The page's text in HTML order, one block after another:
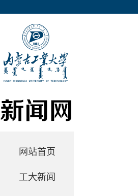
网站首页
工大新闻